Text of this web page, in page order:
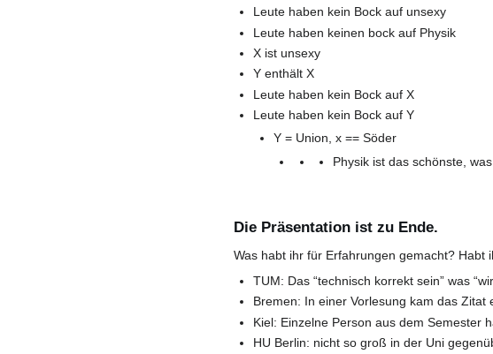
Leute haben kein Bock auf unsexy
Leute haben keinen bock auf Physik
X ist unsexy
Y enthält X
Leute haben kein Bock auf X
Leute haben kein Bock auf Y
Y = Union, x == Söder
Physik ist das schönste,
Die Präsentation ist zu Ende.
Was habt ihr für Erfahrungen gemacht?
TUM: Das “technisch korrekt sein” was
Bremen: In einer Vorlesung kam das Zitat
Kiel: Einzelne Person aus dem Semester
HU Berlin: nicht so groß in der Uni